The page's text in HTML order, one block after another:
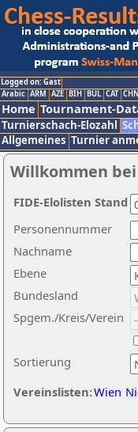
Logged on: Gast
Arabic ARM AZE BIH BUL CAT CHN
Home Tournament-
Turnierschach-Elozahl
Allgemeines Turnier
Willkommen
Nachname
Ebene
Sortierung
Personennummer
Bundesland
Spgem./Kreis/Verein
Vereinslisten:Wien
FIDE-Elolisten Stand